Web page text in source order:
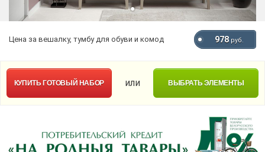
Цена за вешалку, тумбу для обуви и комод 978 руб.
КУПИТЬ ГОТОВЫЙ НАБОР или ВЫБРАТЬ ЭЛЕМЕНТЫ